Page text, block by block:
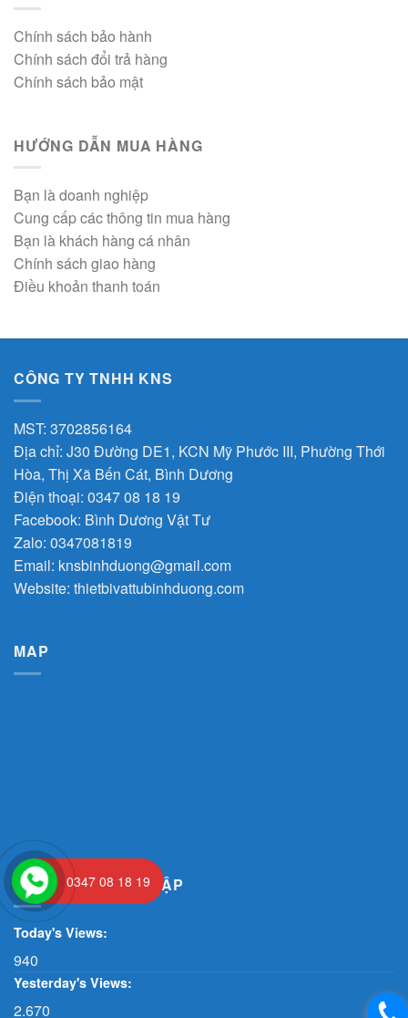
Chính sách bảo hành
Chính sách đổi trả hàng
Chính sách bảo mật
HƯỚNG DẪN MUA HÀNG
Bạn là doanh nghiệp
Cung cấp các thông tin mua hàng
Bạn là khách hàng cá nhân
Chính sách giao hàng
Điều khoản thanh toán
CÔNG TY TNHH KNS
MST: 3702856164
Địa chỉ: J30 Đường DE1, KCN Mỹ Phước III, Phường Thới
Hòa, Thị Xã Bến Cát, Bình Dương
Điện thoại: 0347 08 18 19
Facebook: Bình Dương Vật Tư
Zalo: 0347081819
Email: knsbinhduong@gmail.com
Website: thietbivattubinhduong.com
MAP
THỐNG KÊ TRUY CẬP
Today's Views:
940
Yesterday's Views:
2.670
0347 08 18 19